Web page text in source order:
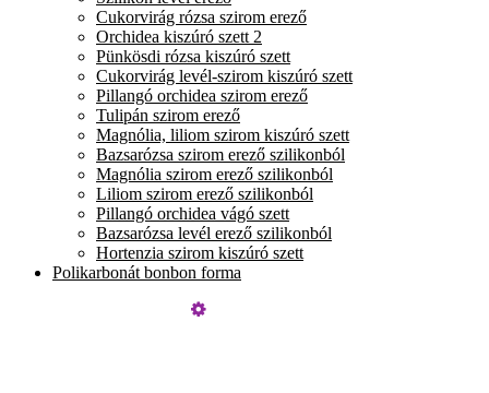
Cukorvirág rózsa szirom erező
Orchidea kiszúró szett 2
Pünkösdi rózsa kiszúró szett
Cukorvirág levél-szirom kiszúró szett
Pillangó orchidea szirom erező
Tulipán szirom erező
Magnólia, liliom szirom kiszúró szett
Bazsarózsa szirom erező szilikonból
Magnólia szirom erező szilikonból
Liliom szirom erező szilikonból
Pillangó orchidea vágó szett
Bazsarózsa levél erező szilikonból
Hortenzia szirom kiszúró szett
Polikarbonát bonbon forma